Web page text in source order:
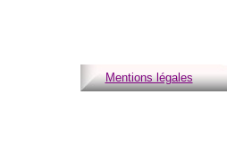
Mentions légales